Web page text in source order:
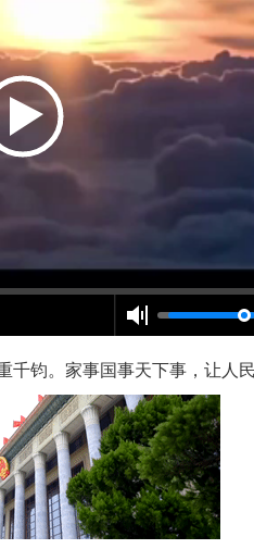
钧。家事国事天下事，让人民